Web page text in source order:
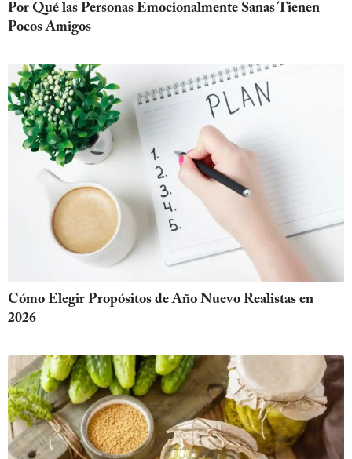
Por Qué las Personas Emocionalmente Sanas Tienen
Pocos Amigos
Cómo Elegir Propósitos de Año Nuevo Realistas en
2026